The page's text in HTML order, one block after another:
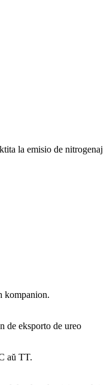
la emisio de
kompanion.
de eksporto de ureo
aŭ TT.